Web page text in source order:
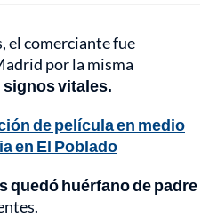
el comerciante fue
por la misma
signos vitales.
de película en medio
en El Poblado
quedó huérfano de padre